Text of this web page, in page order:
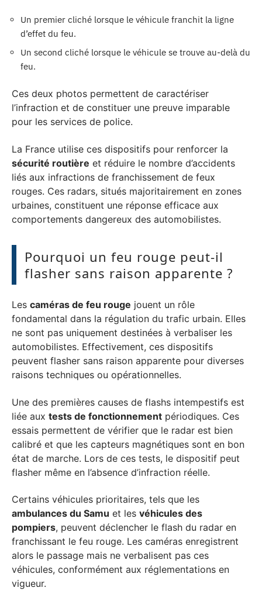
Un premier cliché lorsque le véhicule franchit la ligne
d’effet du feu.
Un second cliché lorsque le véhicule se trouve au-delà du
feu.
Ces deux photos permettent de caractériser
l’infraction et de constituer une preuve imparable
pour les services de police.
La France utilise ces dispositifs pour renforcer la
sécurité routière et réduire le nombre d’accidents
liés aux infractions de franchissement de feux
rouges. Ces radars, situés majoritairement en zones
urbaines, constituent une réponse efficace aux
comportements dangereux des automobilistes.
Pourquoi un feu rouge peut-il
flasher sans raison apparente ?
Les caméras de feu rouge jouent un rôle
fondamental dans la régulation du trafic urbain. Elles
ne sont pas uniquement destinées à verbaliser les
automobilistes. Effectivement, ces dispositifs
peuvent flasher sans raison apparente pour diverses
raisons techniques ou opérationnelles.
Une des premières causes de flashs intempestifs est
liée aux tests de fonctionnement périodiques. Ces
essais permettent de vérifier que le radar est bien
calibré et que les capteurs magnétiques sont en bon
état de marche. Lors de ces tests, le dispositif peut
flasher même en l’absence d’infraction réelle.
Certains véhicules prioritaires, tels que les
ambulances du Samu et les véhicules des
pompiers, peuvent déclencher le flash du radar en
franchissant le feu rouge. Les caméras enregistrent
alors le passage mais ne verbalisent pas ces
véhicules, conformément aux réglementations en
vigueur.